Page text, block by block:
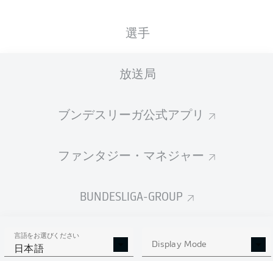
選手
放送局
ブンデスリーガ公式アプリ
ファンタジー・マネジャー
BUNDESLIGA-GROUP
言語をお選びください
日本語 Display Mode
Daniel Batz
Phillipp Mwene Silvan Widmer
Kaishu Sano